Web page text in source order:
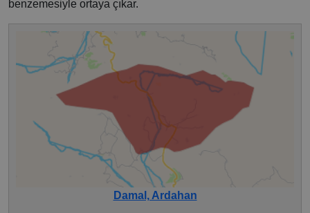
benzemesiyle ortaya çıkar.
Damal, Ardahan